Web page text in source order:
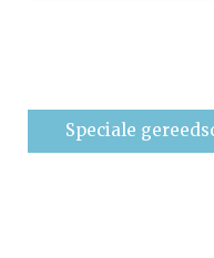
Speciale